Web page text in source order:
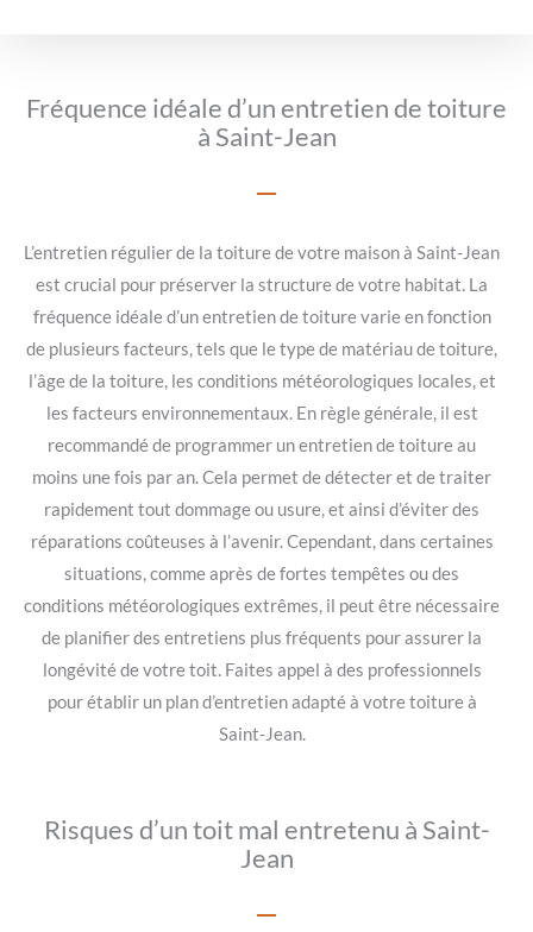
Fréquence idéale d’un entretien de toiture
à Saint-Jean
L’entretien régulier de la toiture de votre maison à Saint-Jean
est crucial pour préserver la structure de votre habitat. La
fréquence idéale d’un entretien de toiture varie en fonction
de plusieurs facteurs, tels que le type de matériau de toiture,
l’âge de la toiture, les conditions météorologiques locales, et
les facteurs environnementaux. En règle générale, il est
recommandé de programmer un entretien de toiture au
moins une fois par an. Cela permet de détecter et de traiter
rapidement tout dommage ou usure, et ainsi d’éviter des
réparations coûteuses à l’avenir. Cependant, dans certaines
situations, comme après de fortes tempêtes ou des
conditions météorologiques extrêmes, il peut être nécessaire
de planifier des entretiens plus fréquents pour assurer la
longévité de votre toit. Faites appel à des professionnels
pour établir un plan d’entretien adapté à votre toiture à
Saint-Jean.
Risques d’un toit mal entretenu à Saint-
Jean